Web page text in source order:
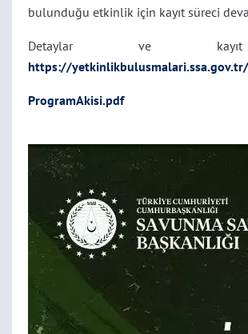
bulunduğu etkinlik için kayıt süreci
Detaylar ve
https://yetkinlikbulusmalari.ssa.gov.tr/
ProgramAkisi.pdf